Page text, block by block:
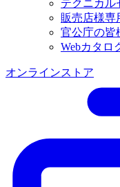
テクニカル
販売店様専
官公庁の皆
Webカタロ
オンラインストア